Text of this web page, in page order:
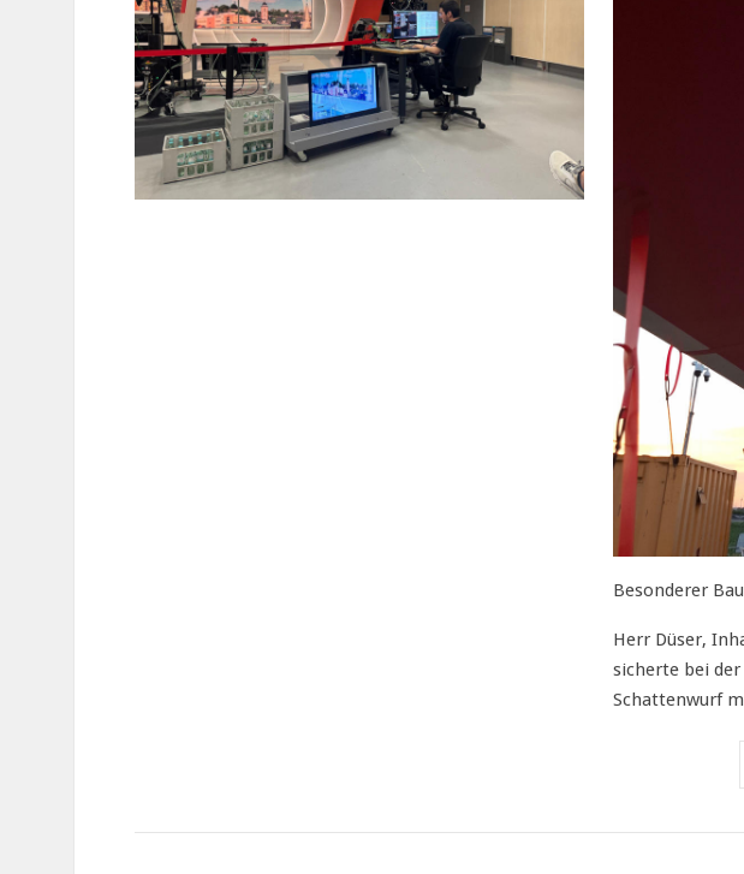
Besonderer
Herr Düser,
sicherte bei
Schattenwurf